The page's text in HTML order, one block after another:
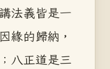
法義皆是一
緣的歸納，
八正道是三